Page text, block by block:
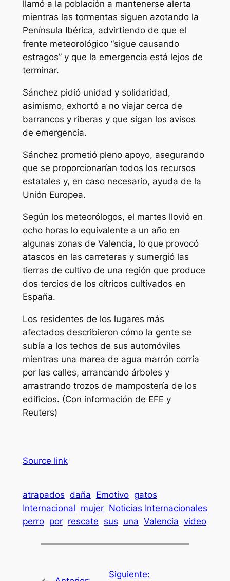
llamó a la población a mantenerse alerta
mientras las tormentas siguen azotando la
Península Ibérica, advirtiendo de que el
frente meteorológico “sigue causando
estragos” y que la emergencia está lejos de
terminar.
Sánchez pidió unidad y solidaridad,
asimismo, exhortó a no viajar cerca de
barrancos y riberas y que sigan los avisos
de emergencia.
Sánchez prometió pleno apoyo, asegurando
que se proporcionarían todos los recursos
estatales y, en caso necesario, ayuda de la
Unión Europea.
Según los meteorólogos, el martes llovió en
ocho horas lo equivalente a un año en
algunas zonas de Valencia, lo que provocó
atascos en las carreteras y sumergió las
tierras de cultivo de una región que produce
dos tercios de los cítricos cultivados en
España.
Los residentes de los lugares más
afectados describieron cómo la gente se
subía a los techos de sus automóviles
mientras una marea de agua marrón corría
por las calles, arrancando árboles y
arrastrando trozos de mampostería de los
edificios. (Con información de EFE y
Reuters)
Source link
atrapados daña Emotivo gatos
Internacional mujer Noticias Internacionales
perro por rescate sus una Valencia video
Siguiente: